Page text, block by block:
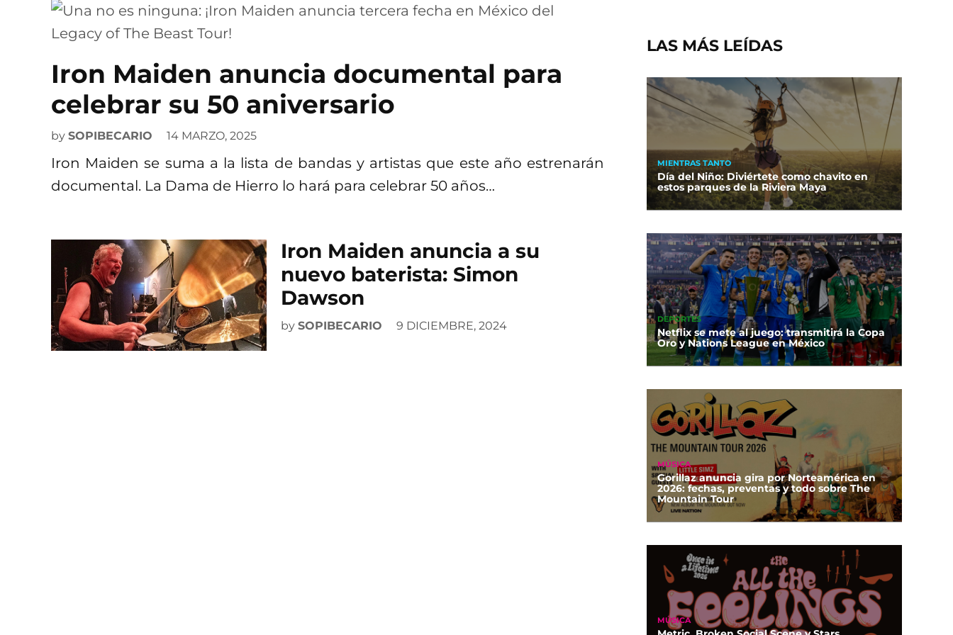
Iron Maiden anuncia documental para
celebrar su 50 aniversario
by SOPIBECARIO 14 MARZO, 2025
Iron Maiden se suma a la lista de bandas y artistas que este año estrenarán
documental. La Dama de Hierro lo hará para celebrar 50 años…
Iron Maiden anuncia a su
nuevo baterista: Simon
Dawson
by SOPIBECARIO 9 DICIEMBRE, 2024
LAS MÁS LEÍDAS
MIENTRAS TANTO
Día del Niño: Diviértete como chavito en
estos parques de la Riviera Maya
DEPORTES
Netflix se mete al juego: transmitirá la Copa
Oro y Nations League en México
MÚSICA
Gorillaz anuncia gira por Norteamérica en
2026: fechas, preventas y todo sobre The
Mountain Tour
MÚSICA